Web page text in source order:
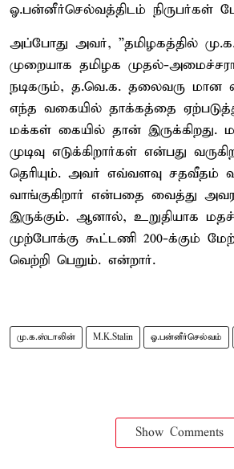
ஓ.பன்னீர்செல்வத்திடம் நிருபர்கள்
அப்போது அவர், ”தமிழகத்தில்
முறையாக தமிழக முதல்-
நடிகரும், த.வெ.க. தலைவரு மான
எந்த வகையில் தாக்கத்தை
மக்கள் கையில் தான்
முடிவு எடுக்கிறார்கள் என்பது
தெரியும். அவர் எவ்வளவு சதவீதம்
வாங்குகிறார் என்பதை வைத்து
இருக்கும். ஆனால், உறுதியாக
முற்போக்கு கூட்டணி 200-க்கும்
வெற்றி பெறும். என்றார்.
மு.க.ஸ்டாலின் M.K.Stalin ஓ.பன்னீர்செல்வம்
Show Comments